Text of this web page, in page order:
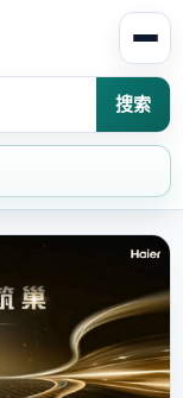
搜索